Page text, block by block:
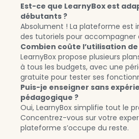
Est-ce que LearnyBox est
débutants ?
Absolument ! La plateforme est
des tutoriels pour accompagner
Combien coûte l’utilisation de
LearnyBox propose plusieurs
à tous les budgets, avec une
gratuite pour tester ses
Puis-je enseigner sans
pédagogique ?
Oui, LearnyBox simplifie tout le
Concentrez-vous sur votre
plateforme s’occupe du reste.